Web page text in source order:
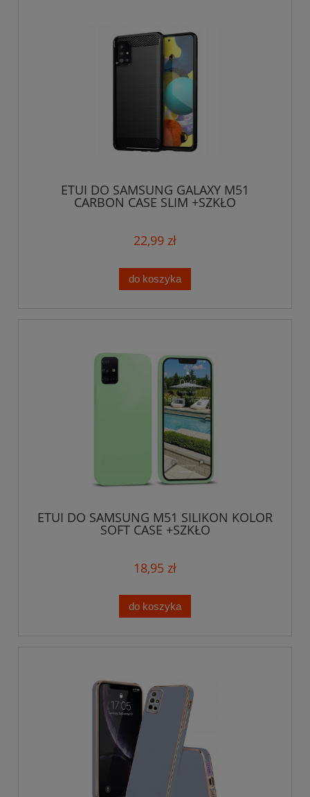
ETUI DO SAMSUNG GALAXY M51
CARBON CASE SLIM +SZKŁO
22,99 zł
do koszyka
ETUI DO SAMSUNG M51 SILIKON KOLOR
SOFT CASE +SZKŁO
18,95 zł
do koszyka